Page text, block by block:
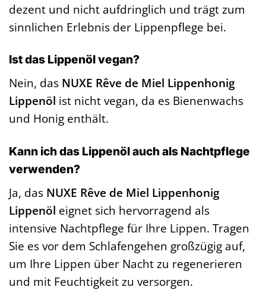
dezent und nicht aufdringlich und trägt zum
sinnlichen Erlebnis der Lippenpflege bei.
Ist das Lippenöl vegan?
Nein, das NUXE Rêve de Miel Lippenhonig
Lippenöl ist nicht vegan, da es Bienenwachs
und Honig enthält.
Kann ich das Lippenöl auch als Nachtpflege
verwenden?
Ja, das NUXE Rêve de Miel Lippenhonig
Lippenöl eignet sich hervorragend als
intensive Nachtpflege für Ihre Lippen. Tragen
Sie es vor dem Schlafengehen großzügig auf,
um Ihre Lippen über Nacht zu regenerieren
und mit Feuchtigkeit zu versorgen.